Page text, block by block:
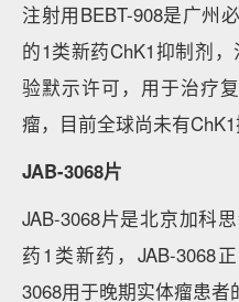
注射用BEBT-908是广州
的1类新药ChK1抑制剂
验默示许可，用于治疗
瘤，目前全球尚未有ChK1
JAB-3068片
JAB-3068片是北京加科
药1类新药，JAB-3068
3068用于晚期实体瘤患者